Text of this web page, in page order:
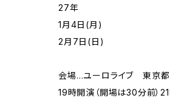
27年
1月4日(月)
2月7日(日)
会場…ユーロライブ 東京都
19時開演（開場は30分前）